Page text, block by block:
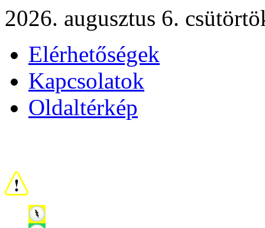
2026. augusztus 6.
Elérhetőségek
Kapcsolatok
Oldaltérkép